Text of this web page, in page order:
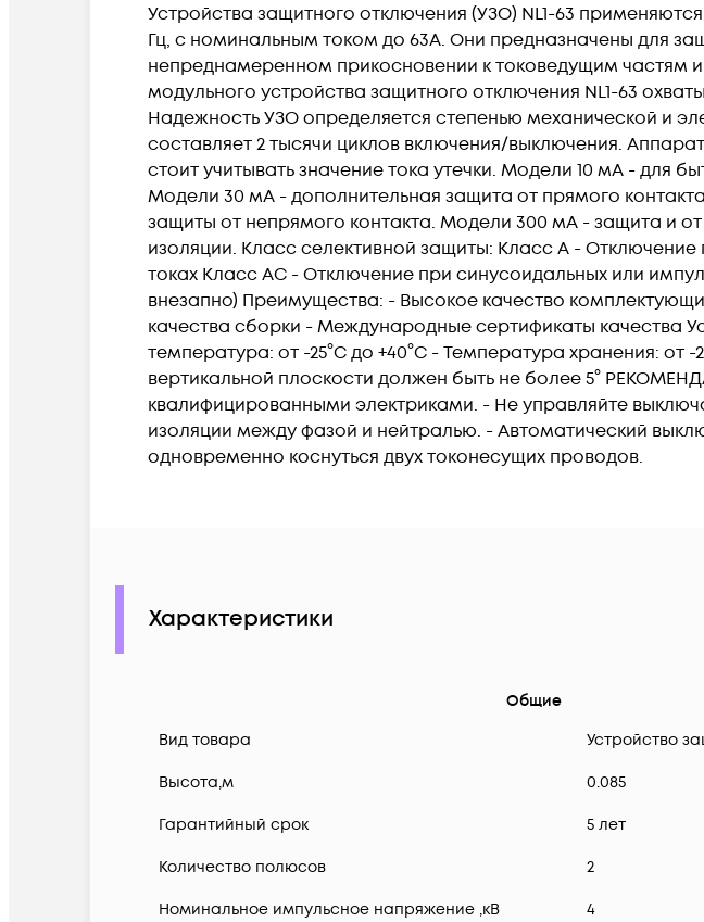
Устройства защитного отключения (УЗО) NL1-63
Гц, с номинальным током до 63А. Они предназначены для
непреднамеренном прикосновении к токоведущим частям
модульного устройства защитного отключения NL1-63
Надежность УЗО определяется степенью механической и
составляет 2 тысячи циклов включения/выключения.
стоит учитывать значение тока утечки. Модели 10 мА - для
Модели 30 мА - дополнительная защита от прямого
защиты от непрямого контакта. Модели 300 мА - защита и
изоляции. Класс селективной защиты: Класс A -
токах Класс AC - Отключение при синусоидальных или
внезапно) Преимущества: - Высокое качество
качества сборки - Международные сертификаты качества
температура: от -25°C до +40°C - Температура хранения: от
вертикальной плоскости должен быть не более 5°
квалифицированными электриками. - Не управляйте
изоляции между фазой и нейтралью. - Автоматический
одновременно коснуться двух токонесущих проводов.
Характеристики
Общие
Вид товара
Устройство
Высота,м 0.085
Гарантийный срок 5 лет
Количество полюсов 2
Номинальное импульсное напряжение ,кВ 4